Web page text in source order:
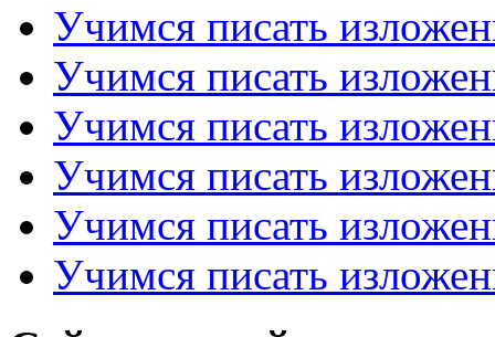
Учимся писать
Учимся писать
Учимся писать
Учимся писать
Учимся писать
Учимся писать